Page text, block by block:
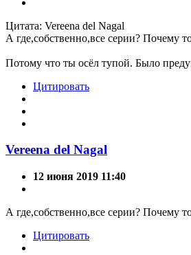
Цитата: Vereena del Nagal
А где,собственно,все серии? Почему
Потому что ты осёл тупой. Было
Цитировать
Vereena del Nagal
12 июня 2019 11:40
А где,собственно,все серии? Почему
Цитировать